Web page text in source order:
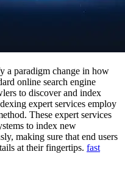
a paradigm change in how
online search engine
to discover and index
expert services employ
These expert services
to index new
making sure that end users
at their fingertips. fast